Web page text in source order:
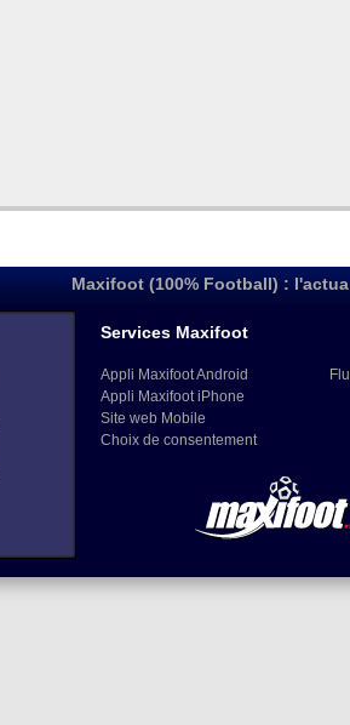
Maxifoot (100% Football) :
Services Maxifoot
Appli Maxifoot Android
Appli Maxifoot iPhone
Site web Mobile
Choix de consentement